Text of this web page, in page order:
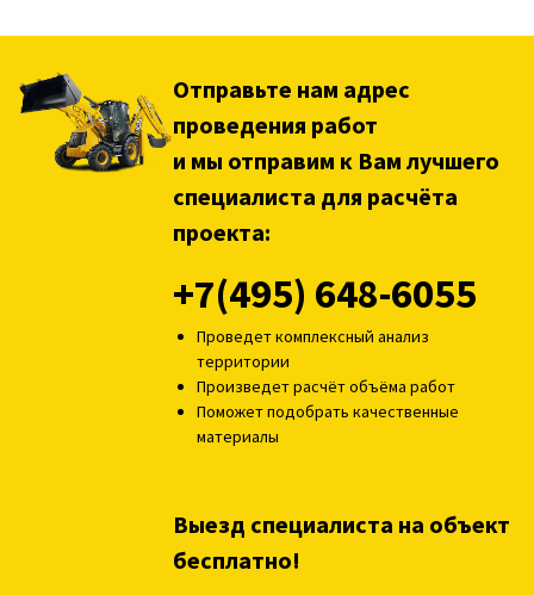
Отправьте нам адрес
проведения работ
и мы отправим к Вам лучшего
специалиста для расчёта
проекта:
+7(495) 648-6055
Проведет комплексный анализ
территории
Произведет расчёт объёма работ
Поможет подобрать качественные
материалы
Выезд специалиста на объект
бесплатно!